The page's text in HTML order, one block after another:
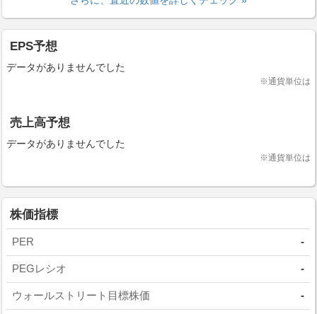
EPS予想
データがありませんでした
※通貨単位は
売上高予想
データがありませんでした
※通貨単位は
株価指標
PER -
PEGレシオ -
ウォールストリート目標株価 -